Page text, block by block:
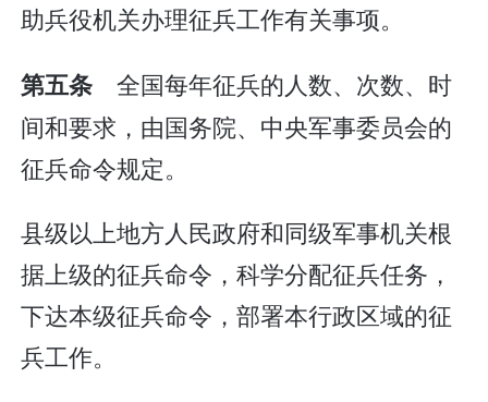
助兵役机关办理征兵工作有关事项。
第五条 全国每年征兵的人数、次数、时
间和要求，由国务院、中央军事委员会的
征兵命令规定。
县级以上地方人民政府和同级军事机关根
据上级的征兵命令，科学分配征兵任务，
下达本级征兵命令，部署本行政区域的征
兵工作。